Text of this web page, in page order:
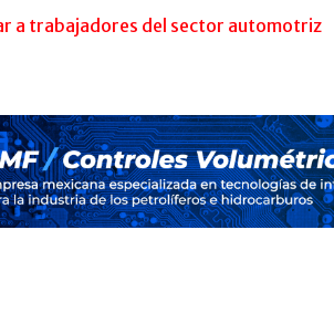
a trabajadores del sector automotriz